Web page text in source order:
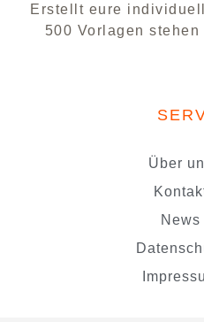
Erstellt eure
500 Vorlagen
Über
News